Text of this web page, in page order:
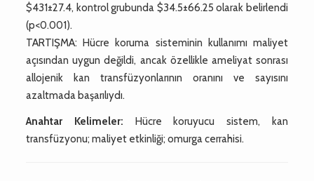
$431±27.4, kontrol grubunda $34.5±66.25 olarak belirlendi
(p<0.001).
TARTIŞMA: Hücre koruma sisteminin kullanımı maliyet
açısından uygun değildi, ancak özellikle ameliyat sonrası
allojenik kan transfüzyonlarının oranını ve sayısını
azaltmada başarılıydı.
Anahtar Kelimeler: Hücre koruyucu sistem, kan
transfüzyonu; maliyet etkinliği; omurga cerrahisi.